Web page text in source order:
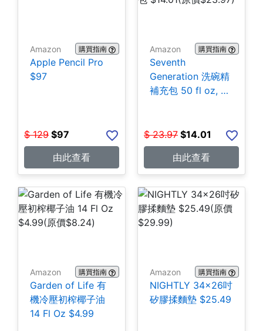
Amazon 購買指南
Apple Pencil Pro
$97
$ 129 $97
由此查看
Amazon 購買指南
Seventh
Generation 洗碗精
補充包 50 fl oz, 3
$ 23.97 $14.01
由此查看
Amazon 購買指南
Garden of Life 有
機冷壓初榨椰子油
14 Fl Oz $4.99
Amazon 購買指南
NIGHTLY 34x26吋
矽膠揉麵墊 $25.49